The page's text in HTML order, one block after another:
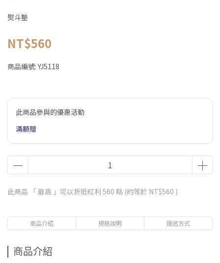
熨斗墊
NT$560
商品編號: YJ5118
此商品參與的優惠活動
滿額贈
此商品 「 最高 」可以折抵紅利 560 點 (約等於 NT$560 )
商品介紹 規格說明 運送方式
商品介紹